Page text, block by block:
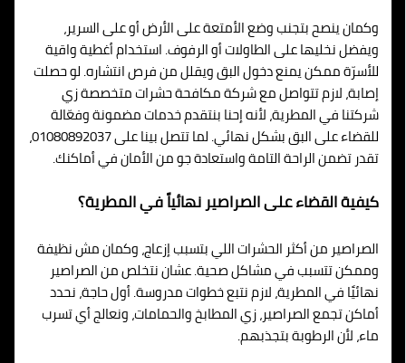
وكمان ينصح بتجنب وضع الأمتعة على الأرض أو على السرير،
ويفضل نخليها على الطاولات أو الرفوف. استخدام أغطية واقية
للأسرّة ممكن يمنع دخول البق ويقلل من فرص انتشاره. لو حصلت
إصابة، لازم تتواصل مع شركة مكافحة حشرات متخصصة زي
شركتنا في المطرية، لأنه إحنا بنتقدم خدمات مضمونة وفعّالة
للقضاء على البق بشكل نهائي. لما تتصل بينا على 01080892037،
تقدر تضمن الراحة التامة واستعادة جو من الأمان في أماكنك.
كيفية القضاء على الصراصير نهائياً في المطرية؟
الصراصير من أكثر الحشرات اللي بتسبب إزعاج، وكمان مش نظيفة
وممكن تتسبب في مشاكل صحية. عشان نتخلص من الصراصير
نهائيًا في المطرية، لازم نتبع خطوات مدروسة. أول حاجة، نحدد
أماكن تجمع الصراصير، زي المطابخ والحمامات، ونعالج أي تسرب
ماء، لأن الرطوبة بتجذبهم.